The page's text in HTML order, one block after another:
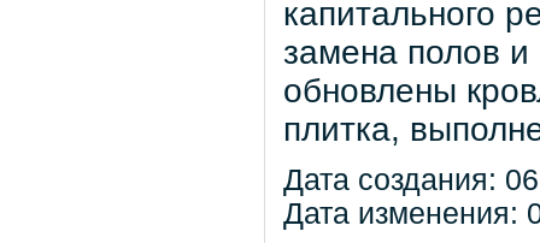
капитального
замена полов
обновлены
плитка,
Дата создания:
Дата изменения: